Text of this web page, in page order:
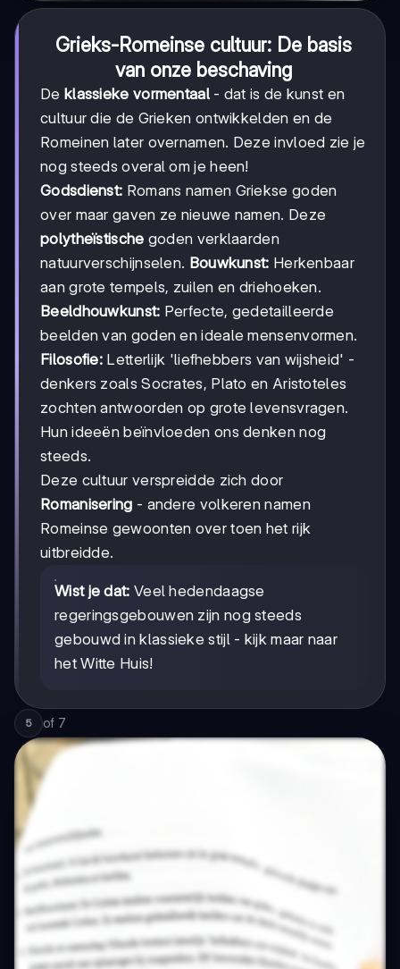
Grieks-Romeinse cultuur: De basis
van onze beschaving
De klassieke vormentaal- dat is de kunst en
cultuur die de Grieken ontwikkelden en de
Romeinen later overnamen. Deze invloed zie je
nog steeds overal om je heen!
Godsdienst: Romans namen Griekse goden
over maar gaven ze nieuwe namen. Deze
polytheïstische goden verklaarden
natuurverschijnselen. Bouwkunst: Herkenbaar
aan grote tempels, zuilen en driehoeken.
Beeldhouwkunst: Perfecte, gedetailleerde
beelden van goden en ideale mensenvormen.
Filosofie: Letterlijk 'liefhebbers van wijsheid' -
denkers zoals Socrates, Plato en Aristoteles
zochten antwoorden op grote levensvragen.
Hun ideeën beïnvloeden ons denken nog
steeds.
Deze cultuur verspreidde zich door
Romanisering - andere volkeren namen
Romeinse gewoonten over toen het rijk
uitbreidde.
Wist je dat: Veel hedendaagse
regeringsgebouwen zijn nog steeds
gebouwd in klassieke stijl - kijk maar naar
het Witte Huis!
5 of 7